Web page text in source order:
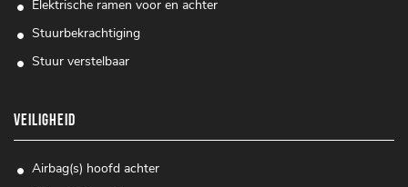
Elektrische ramen voor en achter
Stuurbekrachtiging
Stuur verstelbaar
VEILIGHEID
Airbag(s) hoofd achter